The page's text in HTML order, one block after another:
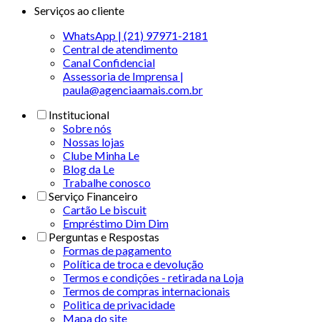
Serviços ao cliente
WhatsApp | (21) 97971-2181
Central de atendimento
Canal Confidencial
Assessoria de Imprensa |
paula@agenciaamais.com.br
Institucional
Sobre nós
Nossas lojas
Clube Minha Le
Blog da Le
Trabalhe conosco
Serviço Financeiro
Cartão Le biscuit
Empréstimo Dim Dim
Perguntas e Respostas
Formas de pagamento
Política de troca e devolução
Termos e condições - retirada na Loja
Termos de compras internacionais
Politica de privacidade
Mapa do site